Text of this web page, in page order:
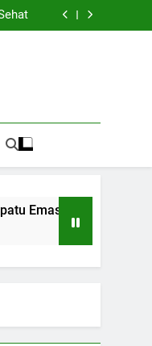
Emas Piala Dunia 2026?